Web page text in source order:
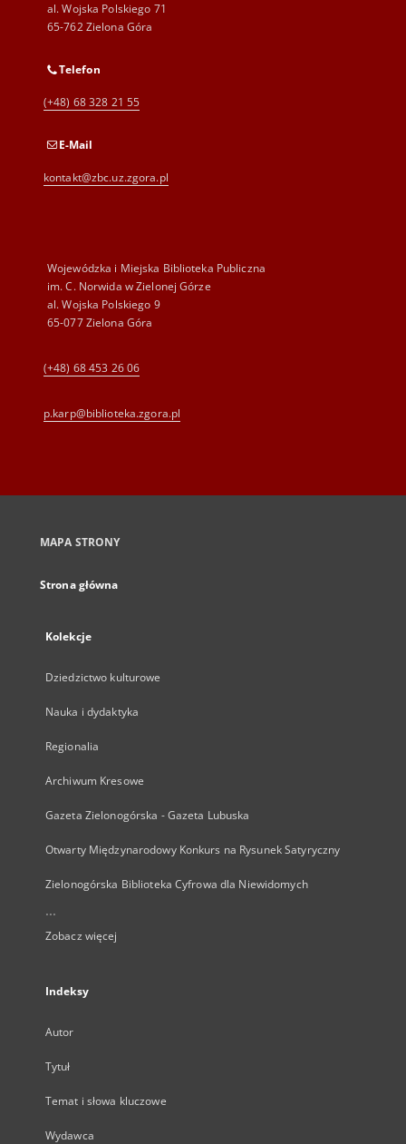
al. Wojska Polskiego 71
65-762 Zielona Góra
Telefon
(+48) 68 328 21 55
E-Mail
kontakt@zbc.uz.zgora.pl
Wojewódzka i Miejska Biblioteka Publiczna
im. C. Norwida w Zielonej Górze
al. Wojska Polskiego 9
65-077 Zielona Góra
(+48) 68 453 26 06
p.karp@biblioteka.zgora.pl
MAPA STRONY
Strona główna
Kolekcje
Dziedzictwo kulturowe
Nauka i dydaktyka
Regionalia
Archiwum Kresowe
Gazeta Zielonogórska - Gazeta Lubuska
Otwarty Międzynarodowy Konkurs na Rysunek Satyryczny
Zielonogórska Biblioteka Cyfrowa dla Niewidomych
...
Zobacz więcej
Indeksy
Autor
Tytuł
Temat i słowa kluczowe
Wydawca